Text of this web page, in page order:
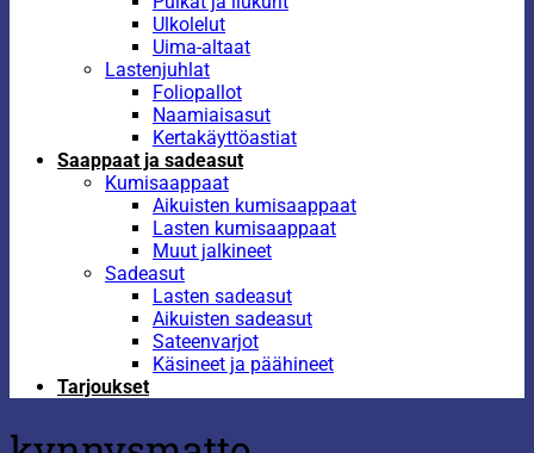
Ulkolelut
Uima-altaat
Lastenjuhlat
Foliopallot
Naamiaisasut
Kertakäyttöastiat
Saappaat ja sadeasut
Kumisaappaat
Aikuisten kumisaappaat
Lasten kumisaappaat
Muut jalkineet
Sadeasut
Lasten sadeasut
Aikuisten sadeasut
Sateenvarjot
Käsineet ja päähineet
Tarjoukset